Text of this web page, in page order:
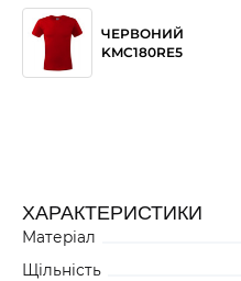
ЧЕРВОНИЙ
KMC180RE5
ХАРАКТЕРИСТИКИ
Матеріал
Щільність